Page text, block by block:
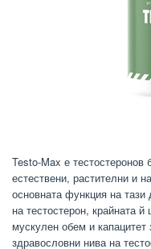
Testo-Max е тестостеронов
естествени, растителни и
основната функция на
на тестостерон, крайната
мускулен обем и
здравословни нива на